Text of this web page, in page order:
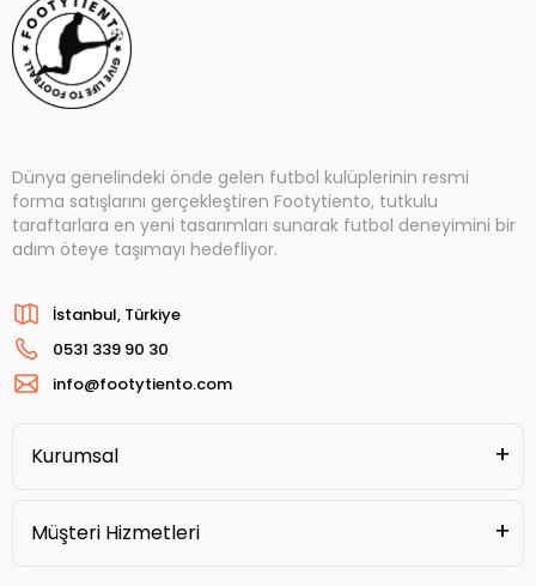
Dünya genelindeki önde gelen futbol kulüplerinin resmi
forma satışlarını gerçekleştiren Footytiento, tutkulu
taraftarlara en yeni tasarımları sunarak futbol deneyimini bir
adım öteye taşımayı hedefliyor.
İstanbul, Türkiye
0531 339 90 30
info@footytiento.com
Kurumsal
Müşteri Hizmetleri